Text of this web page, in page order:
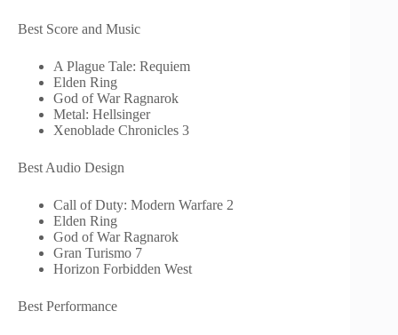
Best Score and Music
A Plague Tale: Requiem
Elden Ring
God of War Ragnarok
Metal: Hellsinger
Xenoblade Chronicles 3
Best Audio Design
Call of Duty: Modern Warfare 2
Elden Ring
God of War Ragnarok
Gran Turismo 7
Horizon Forbidden West
Best Performance